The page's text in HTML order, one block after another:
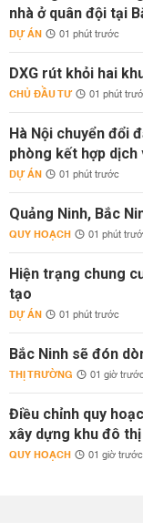
nhà ở quân đội tại
DỰ ÁN 01 phút trước
DXG rút khỏi hai
CHỦ ĐẦU TƯ 01 phút
Hà Nội chuyển đổi
phòng kết hợp
DỰ ÁN 01 phút trước
Quảng Ninh, Bắc
QUY HOẠCH 01 phút
Hiện trạng chung
tạo
DỰ ÁN 01 phút trước
Bắc Ninh sẽ đón
THỊ TRƯỜNG 01 giờ
Điều chỉnh quy
xây dựng khu đô
QUY HOẠCH 01 giờ trước